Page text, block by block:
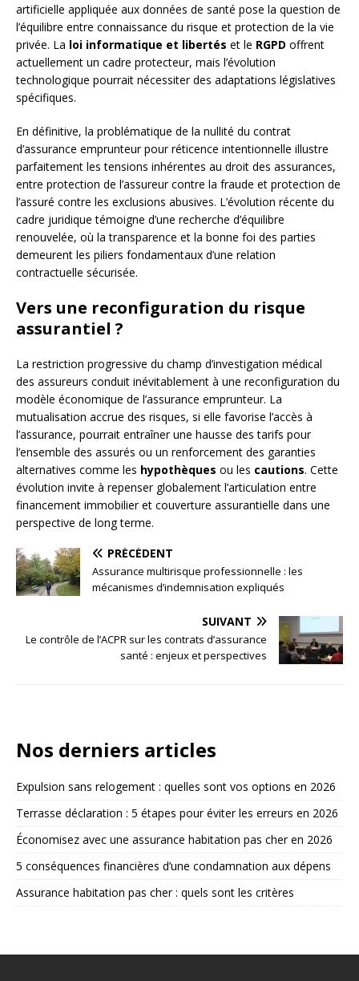
artificielle appliquée aux données de santé pose la question de
l’équilibre entre connaissance du risque et protection de la vie
privée. La loi informatique et libertés et le RGPD offrent
actuellement un cadre protecteur, mais l’évolution
technologique pourrait nécessiter des adaptations législatives
spécifiques.
En définitive, la problématique de la nullité du contrat
d’assurance emprunteur pour réticence intentionnelle illustre
parfaitement les tensions inhérentes au droit des assurances,
entre protection de l’assureur contre la fraude et protection de
l’assuré contre les exclusions abusives. L’évolution récente du
cadre juridique témoigne d’une recherche d’équilibre
renouvelée, où la transparence et la bonne foi des parties
demeurent les piliers fondamentaux d’une relation
contractuelle sécurisée.
Vers une reconfiguration du risque
assurantiel ?
La restriction progressive du champ d’investigation médical
des assureurs conduit inévitablement à une reconfiguration du
modèle économique de l’assurance emprunteur. La
mutualisation accrue des risques, si elle favorise l’accès à
l’assurance, pourrait entraîner une hausse des tarifs pour
l’ensemble des assurés ou un renforcement des garanties
alternatives comme les hypothèques ou les cautions. Cette
évolution invite à repenser globalement l’articulation entre
financement immobilier et couverture assurantielle dans une
perspective de long terme.
PRÉCÉDENT
Assurance multirisque professionnelle : les
mécanismes d’indemnisation expliqués
SUIVANT
Le contrôle de l’ACPR sur les contrats d’assurance
santé : enjeux et perspectives
Nos derniers articles
Expulsion sans relogement : quelles sont vos options en 2026
Terrasse déclaration : 5 étapes pour éviter les erreurs en 2026
Économisez avec une assurance habitation pas cher en 2026
5 conséquences financières d’une condamnation aux dépens
Assurance habitation pas cher : quels sont les critères